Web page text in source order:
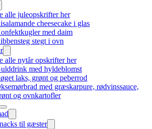
alle juleopskrifter her
cheesecake i glas
med daim
stegt i ovn
alle nytår opskrifter her
med hyldeblomst
laks, grønt og peberrod
med græskarpure, rødvinssauce,
og ovnkartofler
til gæster